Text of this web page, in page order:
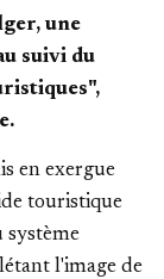
une
suivi du
en exergue
touristique
système
l'image de